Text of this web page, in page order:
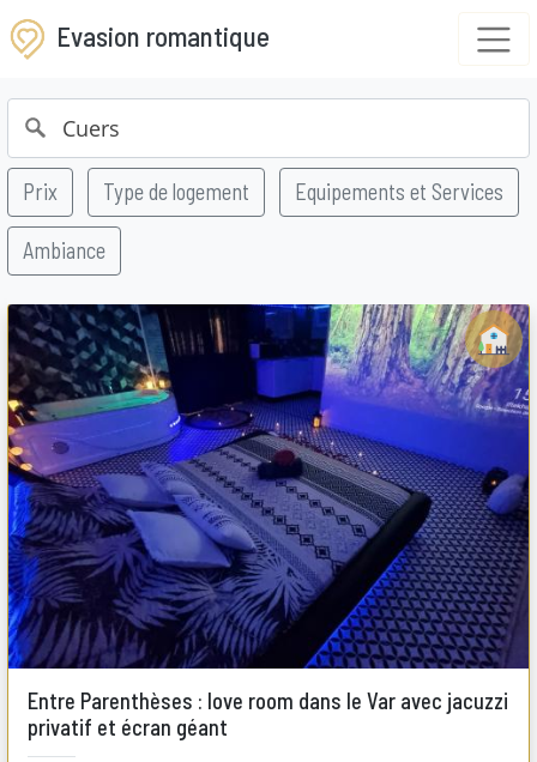
Evasion romantique
Prix Type de logement Equipements et Services
Ambiance
Entre Parenthèses : love room dans le Var avec jacuzzi
privatif et écran géant